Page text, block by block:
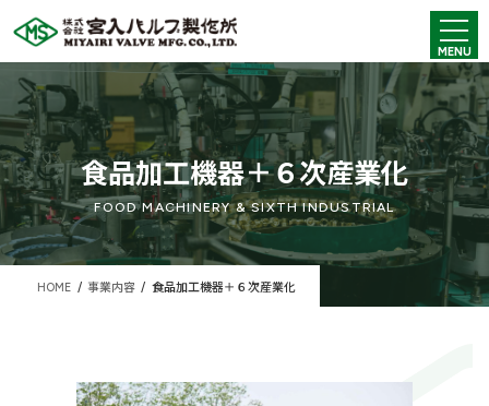
ン
へ
ス
キ
ッ
プ
ビ
ョ
ン
に
移
動
食品加工機器＋６次産業化
FOOD MACHINERY & SIXTH INDUSTRIAL
HOME 事業内容 食品加工機器＋６次産業化
MENU